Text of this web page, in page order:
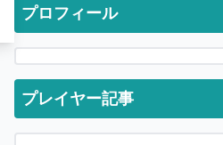
プロフィール
プレイヤー記事